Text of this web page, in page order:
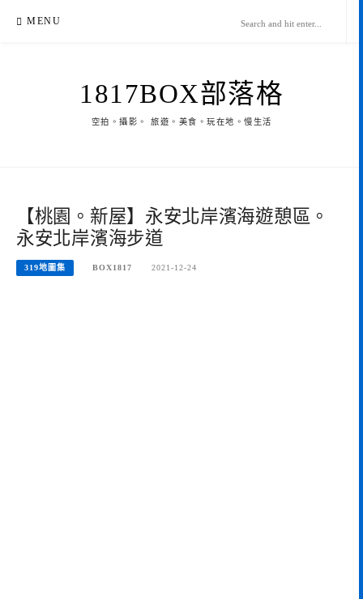
MENU
1817BOX部落格
空拍。攝影。 旅遊。美食。玩在地。慢生活
【桃園。新屋】永安北岸濱海遊憩區。
永安北岸濱海步道
319地圖集 BOX1817 2021-12-24